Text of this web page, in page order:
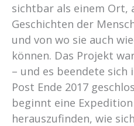
sichtbar als einem Ort,
Geschichten der
und von wo sie auch
können. Das Projekt
– und es beendete sich
Post Ende 2017
beginnt eine
herauszufinden, wie